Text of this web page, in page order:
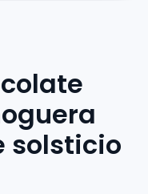
solsticio